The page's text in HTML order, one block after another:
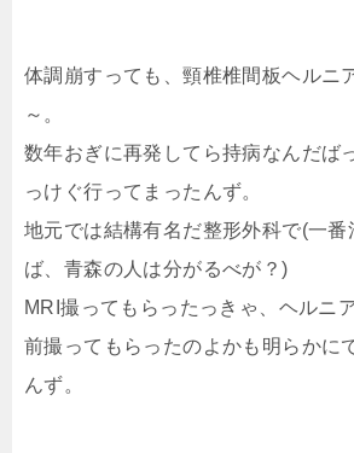
体調崩すっても、頸椎椎間板ヘルニ
～。
数年おぎに再発してら持病なんだば
っけぐ行ってまったんず。
地元では結構有名だ整形外科で(一番
ば、青森の人は分がるべが？)
MRI撮ってもらったっきゃ、ヘルニ
前撮ってもらったのよかも明らかに
んず。